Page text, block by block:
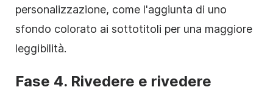
personalizzazione, come l'aggiunta di uno
sfondo colorato ai sottotitoli per una maggiore
leggibilità.
Fase 4. Rivedere e rivedere